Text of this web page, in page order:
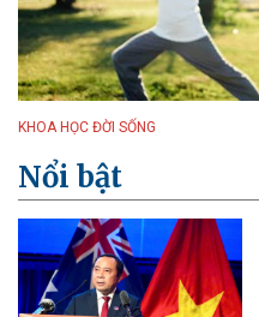
KHOA HỌC ĐỜI SỐNG
Nổi bật